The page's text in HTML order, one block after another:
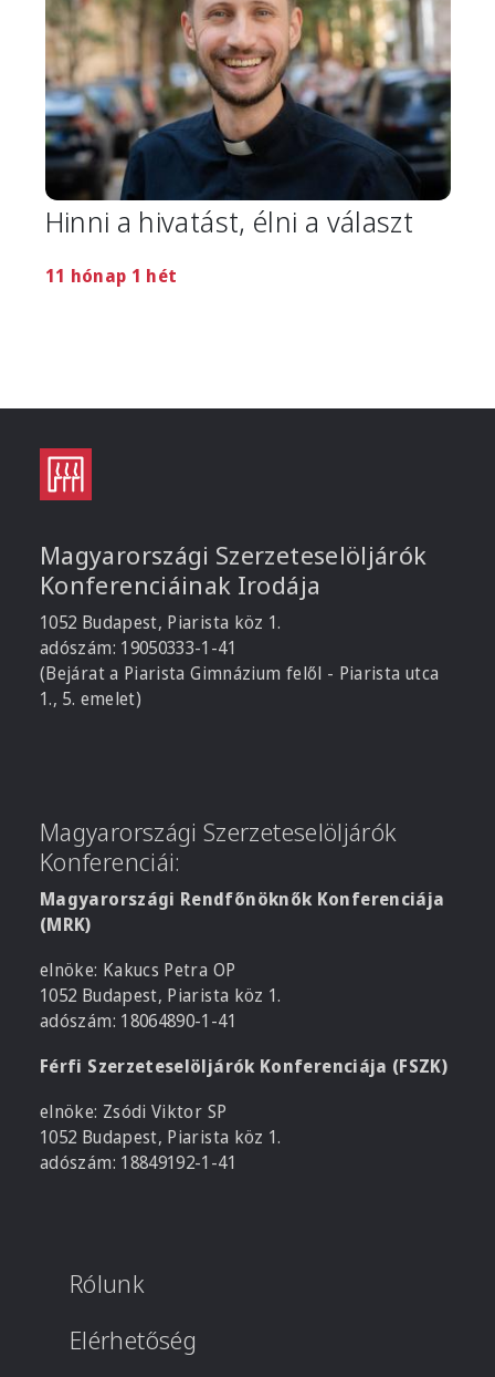
Hinni a hivatást, élni a választ
11 hónap 1 hét
Magyarországi Szerzeteselöljárók
Konferenciáinak Irodája
1052 Budapest, Piarista köz 1.
adószám: 19050333-1-41
(Bejárat a Piarista Gimnázium felől - Piarista utca
1., 5. emelet)
Magyarországi Szerzeteselöljárók
Konferenciái:
Magyarországi Rendfőnöknők Konferenciája
(MRK)
elnöke: Kakucs Petra OP
1052 Budapest, Piarista köz 1.
adószám: 18064890-1-41
Férfi Szerzeteselöljárók Konferenciája (FSZK)
elnöke: Zsódi Viktor SP
1052 Budapest, Piarista köz 1.
adószám: 18849192-1-41
Rólunk
Elérhetőség